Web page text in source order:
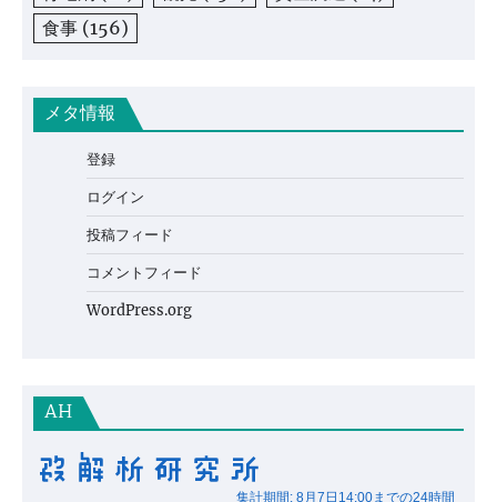
食事 (156)
メタ情報
登録
ログイン
投稿フィード
コメントフィード
WordPress.org
AH